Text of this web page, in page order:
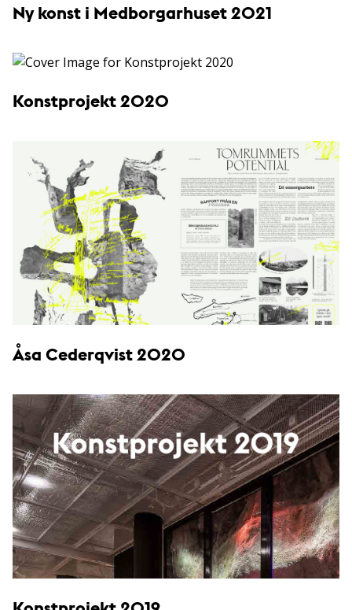
Ny konst i Medborgarhuset 2021
Konstprojekt 2020
Åsa Cederqvist 2020